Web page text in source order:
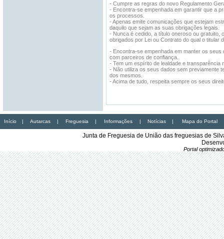
- Cumpre as regras do novo Regulamento
- Encontra-se empenhada em garantir que a
os processos.
- Apenas emite comunicações que estejam
daquilo que sejam as suas obrigações legais.
- Nunca é cedido, a título oneroso ou
obrigados por Lei ou Contrato do qual o titular
- Encontra-se empenhada em manter os
com parceiros de confiança.
- Tem um espírito de lealdade e
- Não utiliza os seus dados sem previamente
dos mesmos.
- Acima de tudo, respeita sempre os seus
Início | Autarcas | Freguesia | Informações | Notícias | Mapa do Portal
Junta de Freguesia de União das freguesias de
Portal